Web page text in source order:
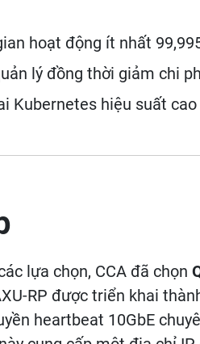
hoạt động ít nhất
lý đồng thời giảm chi
Kubernetes hiệu suất
lựa chọn, CCA đã chọn
RP được triển khai
heartbeat 10GbE